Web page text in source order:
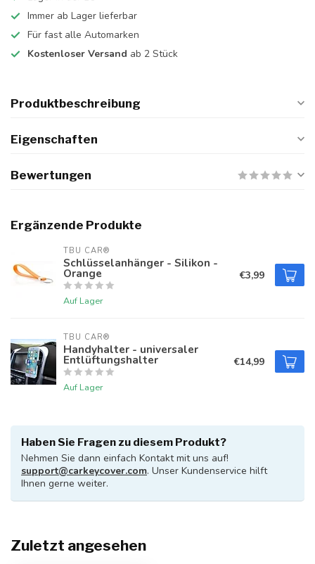
Immer ab Lager lieferbar
Für fast alle Automarken
Kostenloser Versand ab 2 Stück
Produktbeschreibung
Eigenschaften
Bewertungen
Ergänzende Produkte
TBU CAR®
Schlüsselanhänger - Silikon -
Orange
Auf Lager
€3,99
TBU CAR®
Handyhalter - universaler
Entlüftungshalter
Auf Lager
€14,99
Haben Sie Fragen zu diesem Produkt?
Nehmen Sie dann einfach Kontakt mit uns auf!
support@carkeycover.com. Unser Kundenservice hilft
Ihnen gerne weiter.
Zuletzt angesehen